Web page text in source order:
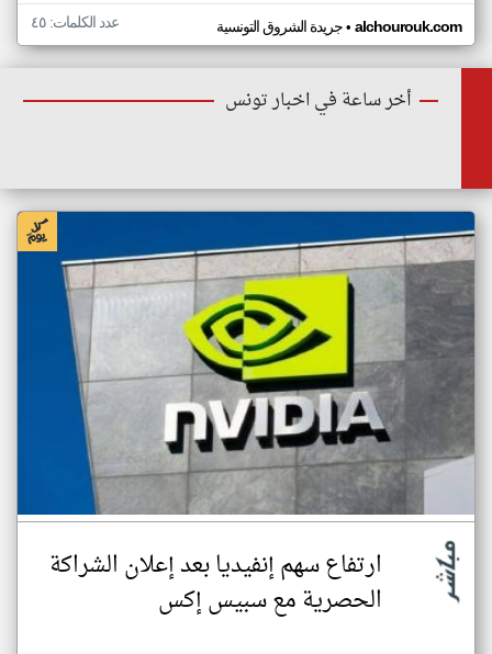
جريدة الشروق التونسية• alchourouk.com عدد الكلمات: ٤٥
أخر ساعة في اخبار تونس
ارتفاع سهم إنفيديا بعد إعلان الشراكة
الحصرية مع سبيس إكس